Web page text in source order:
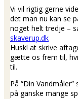
Vi vil rigtig gerne
det man nu kan se
noget helt tredje –
skaverup.dk
Husk! at skrive
gætte os frem til,
til.
På “Din Vandmåler”
på ganske mange